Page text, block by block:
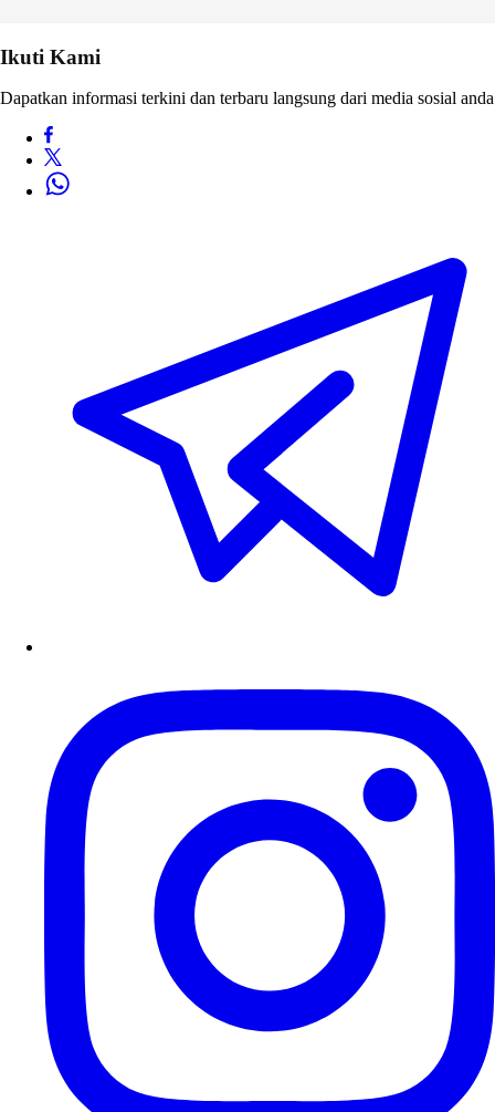
Ikuti Kami
Dapatkan informasi terkini dan terbaru langsung dari media sosial anda